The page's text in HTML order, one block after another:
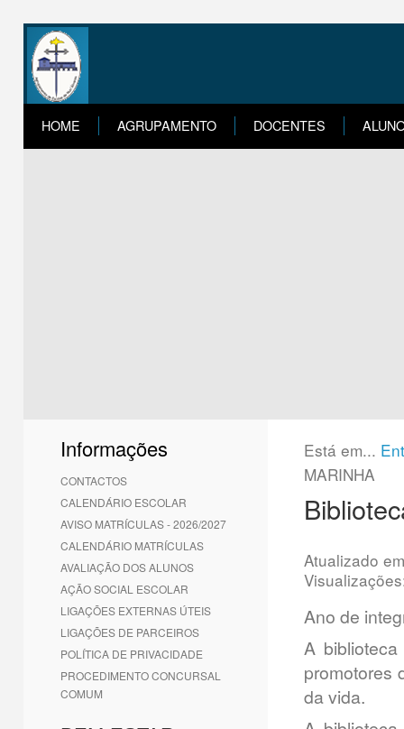
HOME AGRUPAMENTO DOCENTES
Informações
CONTACTOS
CALENDÁRIO ESCOLAR
AVISO MATRÍCULAS - 2026/2027
CALENDÁRIO MATRÍCULAS
AVALIAÇÃO DOS ALUNOS
AÇÃO SOCIAL ESCOLAR
LIGAÇÕES EXTERNAS ÚTEIS
LIGAÇÕES DE PARCEIROS
POLÍTICA DE PRIVACIDADE
PROCEDIMENTO CONCURSAL
COMUM
Está em...
MARINHA
Atualizado
Ano de
A
promotores
da vida.